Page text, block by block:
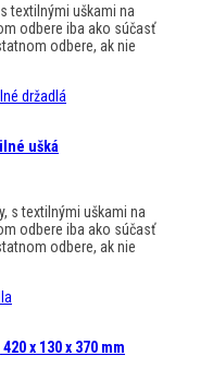
textilnými uškami na
odbere iba ako súčasť
odbere, ak nie
ušká
s textilnými uškami na
odbere iba ako súčasť
odbere, ak nie
x 130 x 370 mm